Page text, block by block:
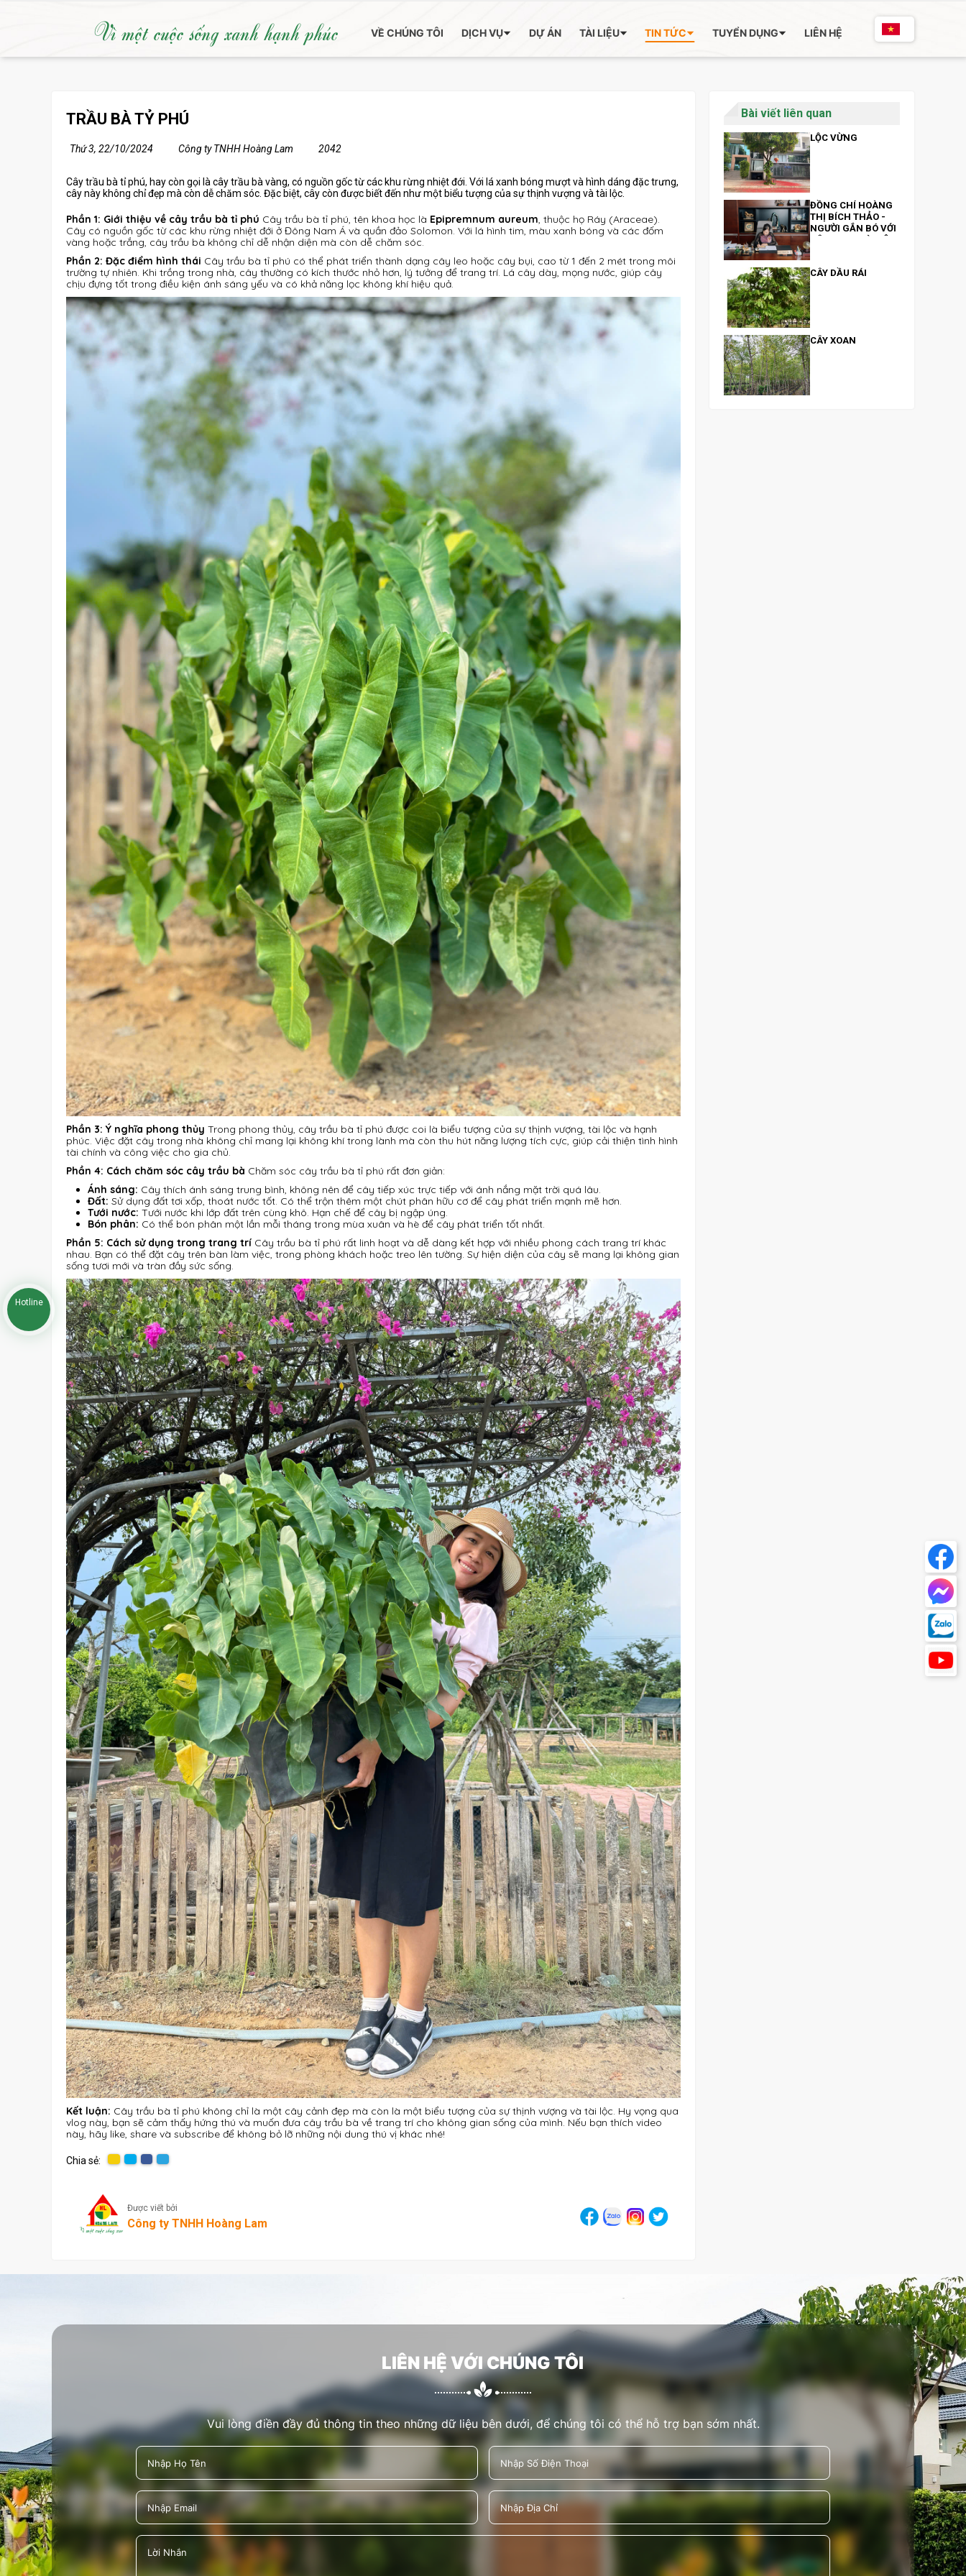
Vì một cuộc sống xanh hạnh phúc VỀ CHÚNG TÔI DỊCH VỤ DỰ ÁN TÀI LIỆU TIN TỨC TUYỂN DỤNG LIÊN HỆ
TRẦU BÀ TỶ PHÚ
Thứ 3, 22/10/2024 Công ty TNHH Hoàng Lam 2042
Cây trầu bà tỉ phú, hay còn gọi là cây trầu bà vàng, có nguồn gốc từ các khu rừng nhiệt đới. Với lá xanh bóng mượt và hình dáng đặc trưng,
cây này không chỉ đẹp mà còn dễ chăm sóc. Đặc biệt, cây còn được biết đến như một biểu tượng của sự thịnh vượng và tài lộc.
Phần 1: Giới thiệu về cây trầu bà tỉ phú Cây trầu bà tỉ phú, tên khoa học là Epipremnum aureum, thuộc họ Ráy (Araceae).
Cây có nguồn gốc từ các khu rừng nhiệt đới ở Đông Nam Á và quần đảo Solomon. Với lá hình tim, màu xanh bóng và các đốm
vàng hoặc trắng, cây trầu bà không chỉ dễ nhận diện mà còn dễ chăm sóc.
Phần 2: Đặc điểm hình thái Cây trầu bà tỉ phú có thể phát triển thành dạng cây leo hoặc cây bụi, cao từ 1 đến 2 mét trong môi
trường tự nhiên. Khi trồng trong nhà, cây thường có kích thước nhỏ hơn, lý tưởng để trang trí. Lá cây dày, mọng nước, giúp cây
chịu đựng tốt trong điều kiện ánh sáng yếu và có khả năng lọc không khí hiệu quả.
Phần 3: Ý nghĩa phong thủy Trong phong thủy, cây trầu bà tỉ phú được coi là biểu tượng của sự thịnh vượng, tài lộc và hạnh
phúc. Việc đặt cây trong nhà không chỉ mang lại không khí trong lành mà còn thu hút năng lượng tích cực, giúp cải thiện tình hình
tài chính và công việc cho gia chủ.
Phần 4: Cách chăm sóc cây trầu bà Chăm sóc cây trầu bà tỉ phú rất đơn giản:
Ánh sáng: Cây thích ánh sáng trung bình, không nên để cây tiếp xúc trực tiếp với ánh nắng mặt trời quá lâu.
Đất: Sử dụng đất tơi xốp, thoát nước tốt. Có thể trộn thêm một chút phân hữu cơ để cây phát triển mạnh mẽ hơn.
Tưới nước: Tưới nước khi lớp đất trên cùng khô. Hạn chế để cây bị ngập úng.
Bón phân: Có thể bón phân một lần mỗi tháng trong mùa xuân và hè để cây phát triển tốt nhất.
Phần 5: Cách sử dụng trong trang trí Cây trầu bà tỉ phú rất linh hoạt và dễ dàng kết hợp với nhiều phong cách trang trí khác
nhau. Bạn có thể đặt cây trên bàn làm việc, trong phòng khách hoặc treo lên tường. Sự hiện diện của cây sẽ mang lại không gian
sống tươi mới và tràn đầy sức sống.
Kết luận: Cây trầu bà tỉ phú không chỉ là một cây cảnh đẹp mà còn là một biểu tượng của sự thịnh vượng và tài lộc. Hy vọng qua
vlog này, bạn sẽ cảm thấy hứng thú và muốn đưa cây trầu bà về trang trí cho không gian sống của mình. Nếu bạn thích video
này, hãy like, share và subscribe để không bỏ lỡ những nội dung thú vị khác nhé!
Chia sẻ:
Được viết bởi
Công ty TNHH Hoàng Lam
Bài viết liên quan
LỘC VỪNG
ĐỒNG CHÍ HOÀNG
THỊ BÍCH THẢO -
NGƯỜI GẮN BÓ VỚI
CÂY XANH VÀ MÔI
CÂY DẦU RÁI
CÂY XOAN
LIÊN HỆ VỚI CHÚNG TÔI
Vui lòng điền đầy đủ thông tin theo những dữ liệu bên dưới, để chúng tôi có thể hỗ trợ bạn sớm nhất.
Hotline